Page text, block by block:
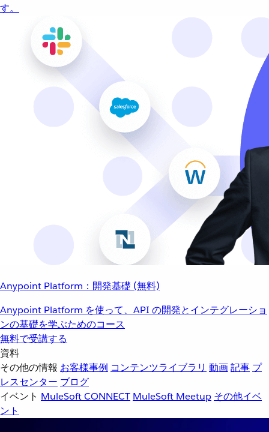
す。
Anypoint Platform：開発基礎 (無料)
Anypoint Platform を使って、API の開発とインテグレーショ
ンの基礎を学ぶためのコース
無料で受講する
資料
その他の情報 お客様事例 コンテンツライブラリ 動画記事 プ
レスセンター ブログ
イベント MuleSoft CONNECT MuleSoft Meetup その他イベ
ント